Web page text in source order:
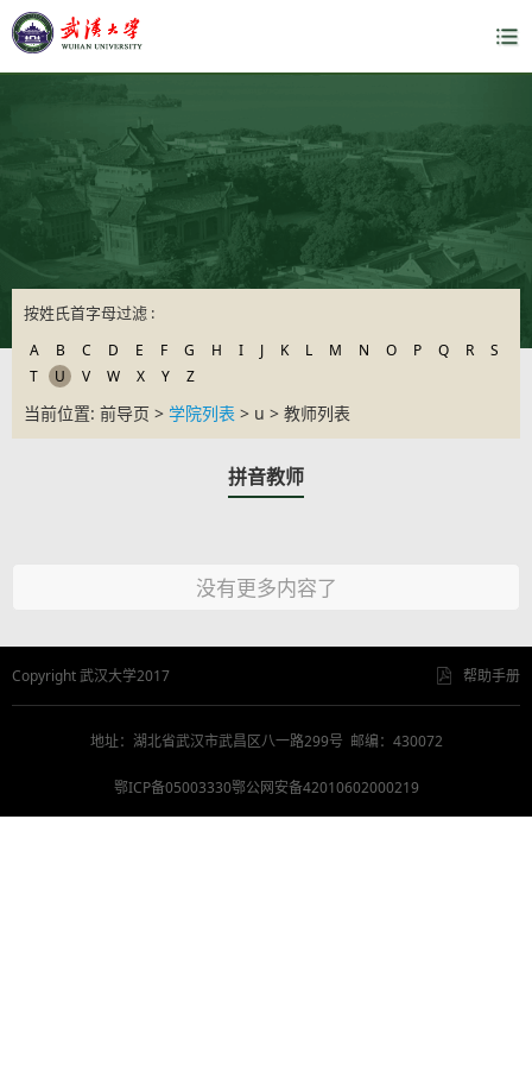
按姓氏首字母过滤 :
A B C D E F G H I J K L M N O P Q R
S
T
U V W X Y Z
当前位置: 前导页 > 学院列表 > u > 教师列表
拼音教师
没有更多内容了
Copyright 武汉大学2017 帮助手册
地址：湖北省武汉市武昌区八一路299号 邮编：430072
鄂ICP备05003330鄂公网安备42010602000219